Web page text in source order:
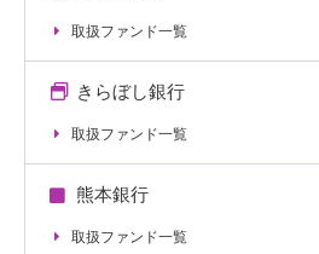
取扱ファンド一覧
きらぼし銀行
取扱ファンド一覧
熊本銀行
取扱ファンド一覧